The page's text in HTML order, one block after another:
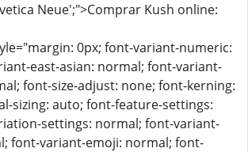
Neue';">Comprar Kush online:
0px; font-variant-numeric:
east-asian: normal; font-variant-
font-size-adjust: none; font-kerning:
sizing: auto; font-feature-settings:
settings: normal; font-variant-
font-variant-emoji: normal; font-